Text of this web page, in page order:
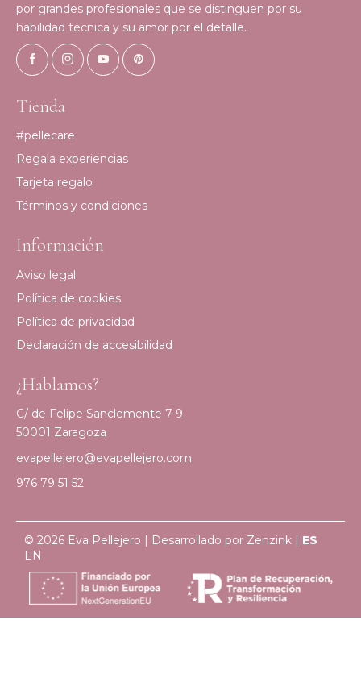
por grandes profesionales que se distinguen por su
habilidad técnica y su amor por el detalle.
Tienda
#pellecare
Regala experiencias
Tarjeta regalo
Términos y condiciones
Información
Aviso legal
Política de cookies
Política de privacidad
Declaración de accesibilidad
¿Hablamos?
C/ de Felipe Sanclemente 7-9
50001 Zaragoza
evapellejero@evapellejero.com
976 79 51 52
© 2026 Eva Pellejero | Desarrollado por Zenzink | ES
EN